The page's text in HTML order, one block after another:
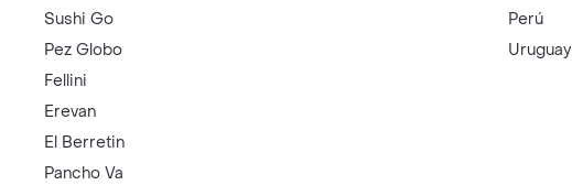
Sushi Go
Pez Globo
Fellini
Erevan
El Berretin
Pancho Va
Perú
Uruguay